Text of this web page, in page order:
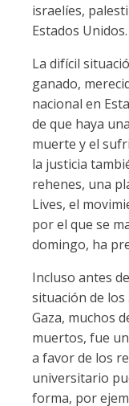
israelíes,
Estados Unidos.
La difícil
ganado,
nacional en
de que haya
muerte y el
la justicia
rehenes, una
Lives, el
por el que se
domingo, ha
Incluso antes
situación de
Gaza, muchos
muertos, fue
a favor de los
universitario
forma, por